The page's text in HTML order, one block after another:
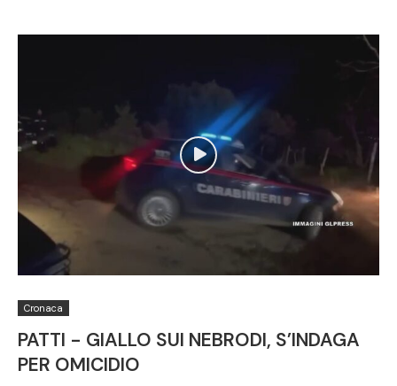
Cronaca
PATTI - GIALLO SUI NEBRODI, S’INDAGA
PER OMICIDIO